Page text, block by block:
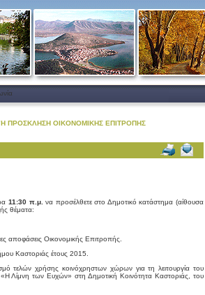
ΠΡΟΣΚΛΗΣΗ ΟΙΚΟΝΟΜΙΚΗΣ ΕΠΙΤΡΟΠΗΣ
11:30 π.μ. να προσέλθετε στο Δημοτικό κατάστημα (αίθουσα
θέματα:
Οικονομικής Επιτροπής.
Καστοριάς έτους 2015.
χρήσης κοινόχρηστων χώρων για τη λειτουργία του
«Η Λίμνη των Ευχών» στη Δημοτική Κοινότητα Καστοριάς, του